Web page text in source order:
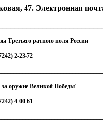
47. Электронная
Третьего ратного поля России
2-23-72
оружие Великой Победы"
4-00-61